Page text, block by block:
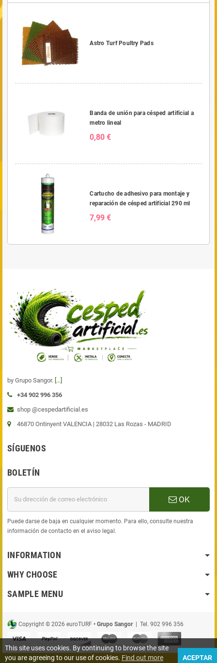
Astro Turf Poultry Pads
Banda de unión para césped artificial a
metro lineal
0,80 €
Cartucho de adhesivo para montaje y
reparación de césped artificial 290 ml
7,99 €
by Grupo Sangor. [...]
+34 902 996 356
shop @cespedartificial.es
46870 Ontinyent VALENCIA | 28032 Las Rozas - MADRID
SÍGUENOS
BOLETÍN
OK
Puede darse de baja en cualquier momento. Para ello, consulte nuestra
información de contacto en el aviso legal.
INFORMATION
WHY CHOOSE
SAMPLE MENU
Copyright © 2026 euroTURF • Grupo Sangor| Tel. 902 996 356
This site uses cookies. By continuing to browse the site
you are agreeing to our use of cookies. Find out more ACEPTAR